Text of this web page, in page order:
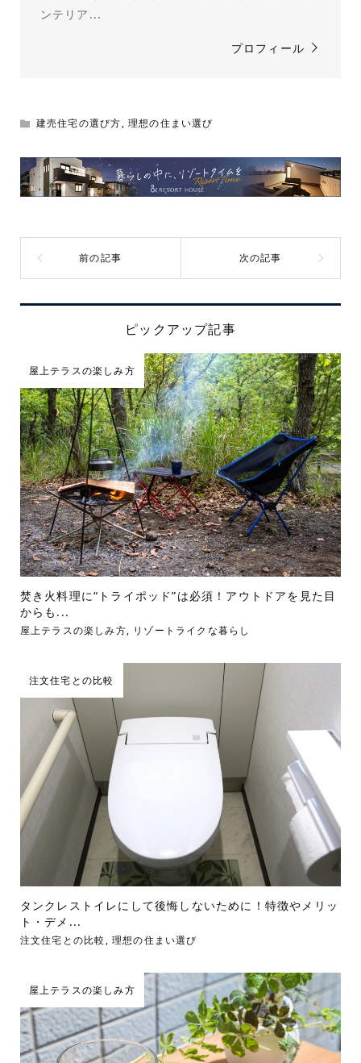
ンテリア...
プロフィール
建売住宅の選び方, 理想の住まい選び
ピックアップ記事
屋上テラスの楽しみ方
焚き火料理に“トライポッド”は必須！アウトドアを見た目
からも...
屋上テラスの楽しみ方, リゾートライクな暮らし
注文住宅との比較
タンクレストイレにして後悔しないために！特徴やメリッ
ト・デメ...
注文住宅との比較 , 理想の住まい選び
屋上テラスの楽しみ方